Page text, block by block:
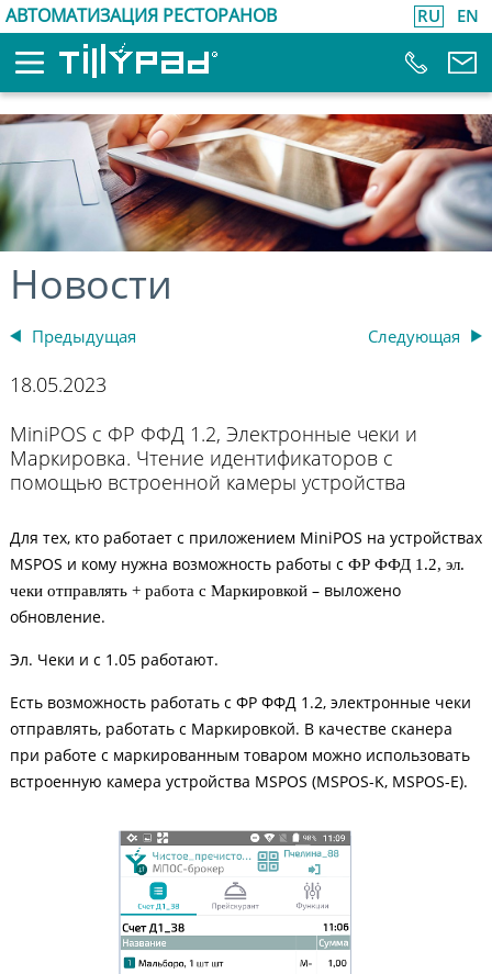
АВТОМАТИЗАЦИЯ РЕСТОРАНОВ EN
RU
Новости
Предыдущая Следующая
18.05.2023
MiniPOS с ФР ФФД 1.2, Электронные чеки и
Маркировка. Чтение идентификаторов с
помощью встроенной камеры устройства
Для тех, кто работает с приложением MiniPOS на устройствах
MSPOS и кому нужна возможность работы с ФР ФФД 1.2, эл.
чеки отправлять + работа с Маркировкой – выложено
обновление.
Эл. Чеки и с 1.05 работают.
Есть возможность работать с ФР ФФД 1.2, электронные чеки
отправлять, работать с Маркировкой. В качестве сканера
при работе с маркированным товаром можно использовать
встроенную камера устройства MSPOS (MSPOS-K, MSPOS-E).